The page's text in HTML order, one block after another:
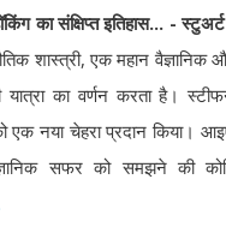
का संक्षिप्त इतिहास... -
शास्त्री, एक महान
का वर्णन करता है।
एक नया चेहरा प्रदान किया।
सफर को समझने की